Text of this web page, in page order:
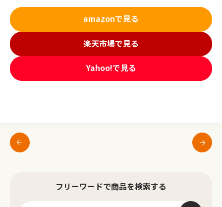
amazonで見る
楽天市場で見る
Yahoo!で見る
フリーワードで商品を検索する